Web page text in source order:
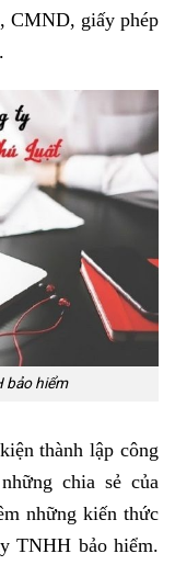
CMND, giấy phép
bảo hiểm
thành lập công
chia sẻ của
những kiến thức
TNHH bảo hiểm.